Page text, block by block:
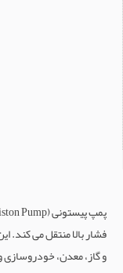
فشار بالا منتقل می کند.
و گاز، معدن،